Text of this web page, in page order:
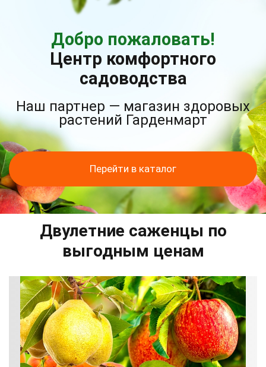
Добро пожаловать!
Центр комфортного
садоводства
Наш партнер — магазин здоровых
растений Гарденмарт
Перейти в каталог
Двулетние саженцы по
выгодным ценам